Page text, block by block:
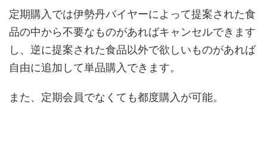
定期購入では伊勢丹バイヤーによって提案された食
品の中から不要なものがあればキャンセルできます
し、逆に提案された食品以外で欲しいものがあれば
自由に追加して単品購入できます。
また、定期会員でなくても都度購入が可能。